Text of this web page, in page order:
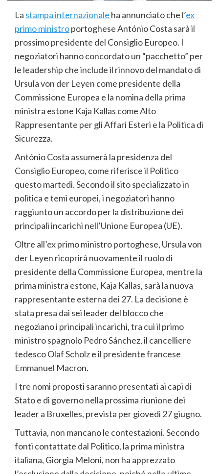
La stampa internazionale ha annunciato che l’ex
primo ministroportoghese António Costa sarà il
prossimo presidente del Consiglio Europeo. I
negoziatori hanno concordato un “pacchetto” per
le leadership che include il rinnovo del mandato di
Ursula von der Leyen come presidente della
Commissione Europea e la nomina della prima
ministra estone Kaja Kallas come Alto
Rappresentante per gli Affari Esteri e la Politica di
Sicurezza.
António Costa assumerà la presidenza del
Consiglio Europeo, come riferisce il Politico
questo martedì. Secondo il sito specializzato in
politica e temi europei, i negoziatori hanno
raggiunto un accordo per la distribuzione dei
principali incarichi nell’Unione Europea (UE).
Oltre all’ex primo ministro portoghese, Ursula von
der Leyen ricoprirà nuovamente il ruolo di
presidente della Commissione Europea, mentre la
prima ministra estone, Kaja Kallas, sarà la nuova
rappresentante esterna dei 27. La decisione è
stata presa dai sei leader del blocco che
negoziano i principali incarichi, tra cui il primo
ministro spagnolo Pedro Sánchez, il cancelliere
tedesco Olaf Scholz e il presidente francese
Emmanuel Macron.
I tre nomi proposti saranno presentati ai capi di
Stato e di governo nella prossima riunione dei
leader a Bruxelles, prevista per giovedì 27 giugno.
Tuttavia, non mancano le contestazioni. Secondo
fonti contattate dal Politico, la prima ministra
italiana, Giorgia Meloni, non ha apprezzato